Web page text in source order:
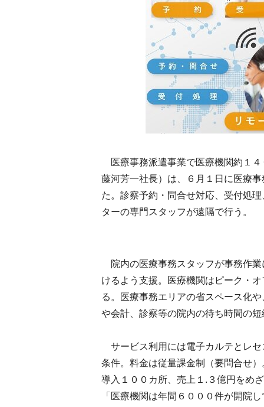
医療事務派遣事業で医療機関約１
藤河芳一社長）は、６月１日に医療
た。診察予約・問合せ対応、受付処
ターの専門スタッフが遠隔で行う。
院内の医療事務スタッフが事務作
けるよう支援。医療機関はピーク・
る。医療事務エリアの省スペース化
や会計、診察等の院内の待ち時間の
サービス利用には電子カルテとレ
条件。料金は従量課金制（要問合せ
導入１００カ所、売上１.３億円をめ
「医療機関は年間６０００件が開院